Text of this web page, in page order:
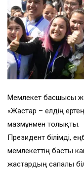
Мемлекет басшысы
«Жастар – елдің
мазмұнмен толықты.
Президент білімді,
мемлекеттің басты
жастардың сапалы